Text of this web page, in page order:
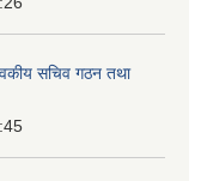
सचिव गठन तथा